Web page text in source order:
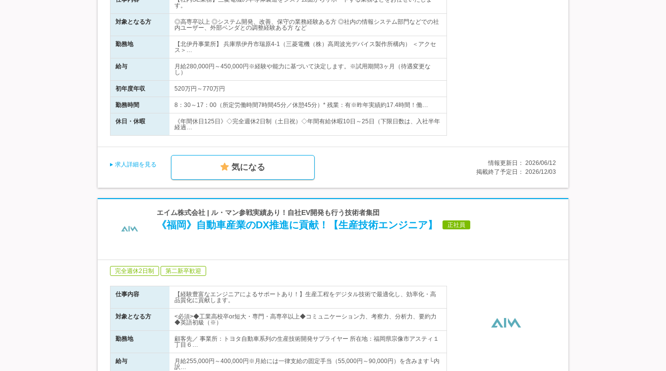
す。
対象となる方
◎高専卒以上 ◎システム開発、改善、保守の業務経験ある方 ◎社内の情報システム部門などでの社
内ユーザー、外部ベンダとの調整経験ある方 など
勤務地
【北伊丹事業所】 兵庫県伊丹市瑞原4-1（三菱電機（株）高周波光デバイス製作所構内） ＜アクセ
ス＞…
給与
月給280,000円～450,000円※経験や能力に基づいて決定します。※試用期間3ヶ月（待遇変更な
し）
初年度年収 520万円～770万円
勤務時間 8：30～17：00（所定労働時間7時間45分／休憩45分）* 残業：有※昨年実績約17.4時間！働…
休日・休暇
《年間休日125日》◇完全週休2日制（土日祝）◇年間有給休暇10日～25日（下限日数は、入社半年
経過…
求人詳細を見る 気になる 情報更新日： 2026/06/12
掲載終了予定日： 2026/12/03
エイム株式会社 | ル・マン参戦実績あり！自社EV開発も行う技術者集団
《福岡》自動車産業のDX推進に貢献！【生産技術エンジニア】 正社員
完全週休2日制 第二新卒歓迎
仕事内容
【経験豊富なエンジニアによるサポートあり！】生産工程をデジタル技術で最適化し、効率化・高
品質化に貢献します。
対象となる方
<必須>◆工業高校卒or短大・専門・高専卒以上◆コミュニケーション力、考察力、分析力、要約力
◆英語初級（※）
勤務地
顧客先／ 事業所：トヨタ自動車系列の生産技術開発サプライヤー 所在地：福岡県宗像市アスティ１
丁目６…
給与
月給255,000円～400,000円※月給には一律支給の固定手当（55,000円～90,000円）を含みます└内
訳…